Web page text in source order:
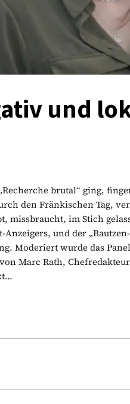
und
brutal“ ging,
den Fränkischen Tag,
missbraucht, im Stich
und der
Moderiert wurde das
Marc Rath,